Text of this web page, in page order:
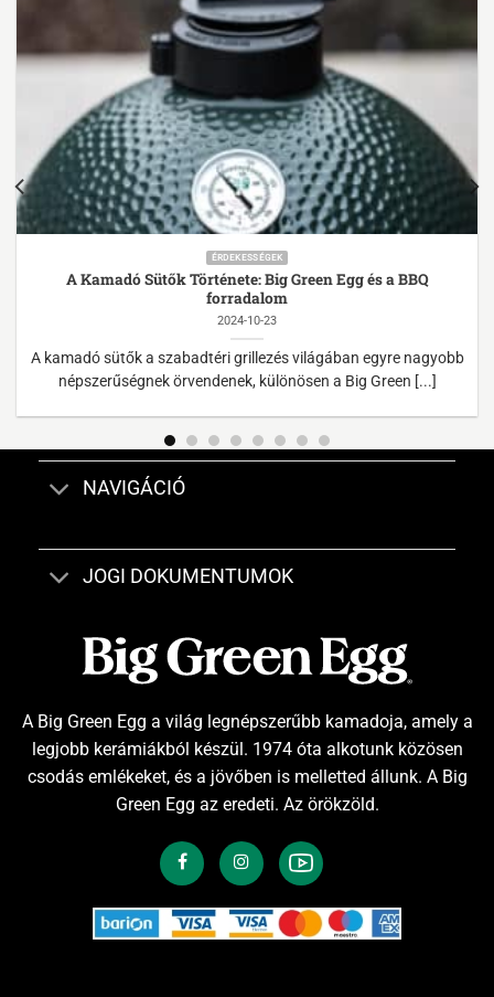
ÉRDEKESSÉGEK
A Kamadó Sütők Története: Big Green Egg és a BBQ
forradalom
2024-10-23
A kamadó sütők a szabadtéri grillezés világában egyre nagyobb
népszerűségnek örvendenek, különösen a Big Green [...]
NAVIGÁCIÓ
JOGI DOKUMENTUMOK
A Big Green Egg a világ legnépszerűbb kamadoja, amely a
legjobb kerámiákból készül. 1974 óta alkotunk közösen
csodás emlékeket, és a jövőben is melletted állunk. A Big
Green Egg az eredeti. Az örökzöld.